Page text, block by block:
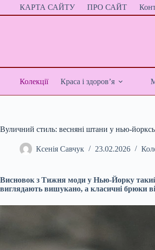
ПерейтиКАРТА САЙТУ ПРО САЙТ
Колекції Краса і здоров’я
Вуличний стиль: весняні штани у нью-
Ксенія Савчук 23.02.2026
Висновок з Тижня моди у Нью-Йорку такий:
виглядають вишукано, а класичні брюки